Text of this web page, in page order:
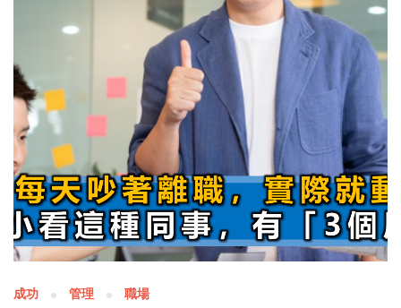
成功 管理 職場